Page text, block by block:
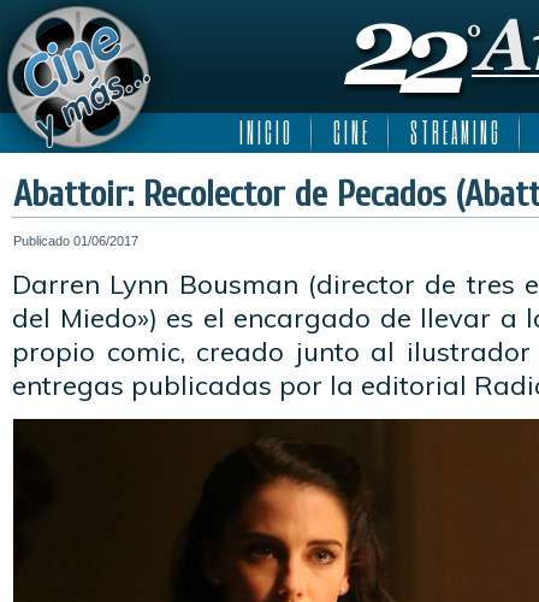
I N I C I O C I N E S T R E A M I N G
Abattoir: Recolector de Pecados
Publicado 01/06/2017
Darren Lynn Bousman (director de tres
del Miedo») es el encargado de llevar a
propio comic, creado junto al
entregas publicadas por la editorial